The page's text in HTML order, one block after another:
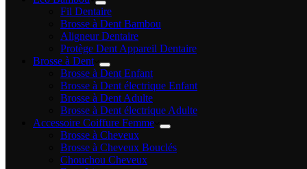
Fil Dentaire
Brosse à Dent Bambou
Aligneur Dentaire
Protège Dent Appareil Dentaire
Brosse à Dent
Brosse à Dent Enfant
Brosse à Dent électrique Enfant
Brosse à Dent Adulte
Brosse à Dent électrique Adulte
Accessoire Coiffure Femme
Brosse à Cheveux
Brosse à Cheveux Bouclés
Chouchou Cheveux